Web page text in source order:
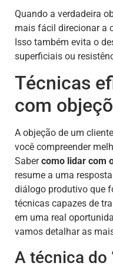
Quando a verdadeira
mais fácil direcionar a
Isso também evita o
superficiais ou
Técnicas
com
A objeção de um
você compreender
Sabercomo lidar com
resume a uma
diálogo produtivo que
técnicas capazes de
em uma real
vamos detalhar as
A técnica do